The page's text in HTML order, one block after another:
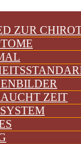
ZUR
ZEIT